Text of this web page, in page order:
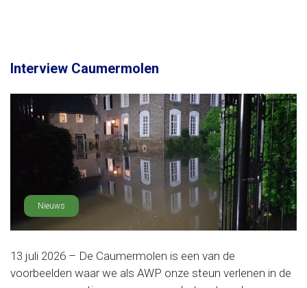
Interview Caumermolen
Nieuws
13 juli 2026 – De Caumermolen is een van de
voorbeelden waar we als AWP onze steun verlenen in de